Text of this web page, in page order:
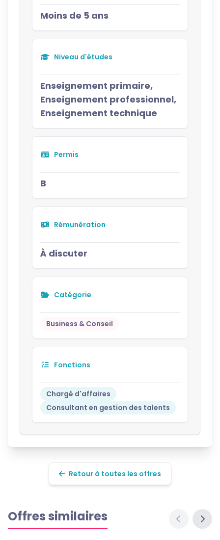
Moins de 5 ans
Niveau d'études
Enseignement primaire,
Enseignement professionnel,
Enseignement technique
Permis
B
Rémunération
À discuter
Catégorie
Business & Conseil
Fonctions
Chargé d'affaires
Consultant en gestion des talents
Retour à toutes les offres
Offres similaires